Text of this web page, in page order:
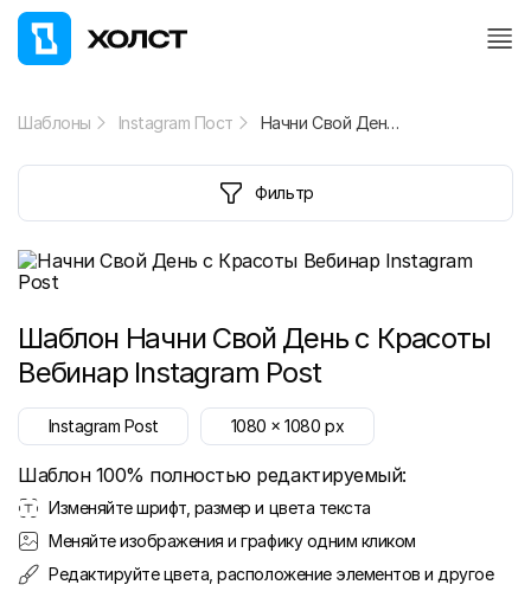
Шаблоны Instagram Пост Начни Свой День с Красоты Вебинар Instagram Post
Фильтр
Шаблон Начни Свой День с Красоты
Вебинар Instagram Post
Instagram Post 1080 x1080 px
Шаблон 100% полностью редактируемый:
Изменяйте шрифт, размер и цвета текста
Меняйте изображения и графику одним кликом
Редактируйте цвета, расположение элементов и другое